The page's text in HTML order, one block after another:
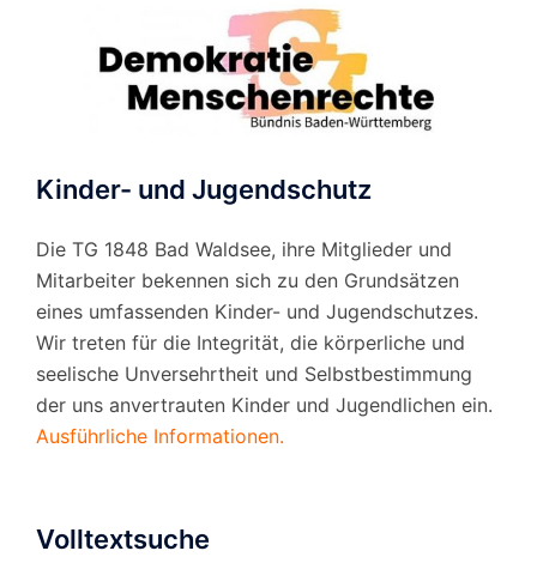
Kinder- und Jugendschutz
Die TG 1848 Bad Waldsee, ihre Mitglieder und
Mitarbeiter bekennen sich zu den Grundsätzen
eines umfassenden Kinder- und Jugendschutzes.
Wir treten für die Integrität, die körperliche und
seelische Unversehrtheit und Selbstbestimmung
der uns anvertrauten Kinder und Jugendlichen ein.
Ausführliche Informationen.
Volltextsuche